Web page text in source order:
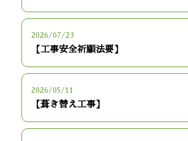
2026/07/23
【工事安全祈願法要】
2026/05/11
【葺き替え工事】